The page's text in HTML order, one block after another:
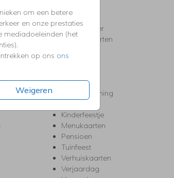
om een betere
en onze prestaties
mediadoeleinden (het
op ons ons
Weigeren
FEEST
Babyshower
Bedankkaarten
Doopsel
High Tea
Housewarming
Kinderfeestje
Menukaarten
Pensioen
Tuinfeest
Verhuiskaarten
Verjaardag